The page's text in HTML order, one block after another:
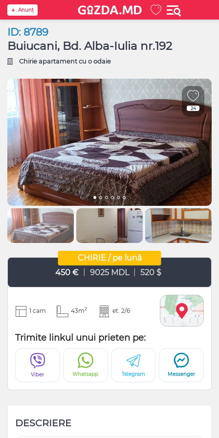
Anunţ
ID: 8789
Buiucani, Bd. Alba-Iulia nr.192
Chirie apartament cu o odaie
24
CHIRIE / pe lună
450 €
9025 MDL 520 $
1 cam 43m2 et. 2/6
Trimite linkul unui prieten pe:
Viber Whatsapp Telegram Messenger
DESCRIERE